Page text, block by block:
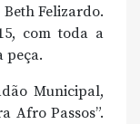
Felizardo.
com toda a
peça.
Municipal,
Afro Passos”.